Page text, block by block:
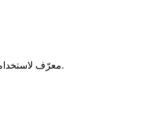
معرّف لاستخدامه في الطلبات اللاحقة والدعم.